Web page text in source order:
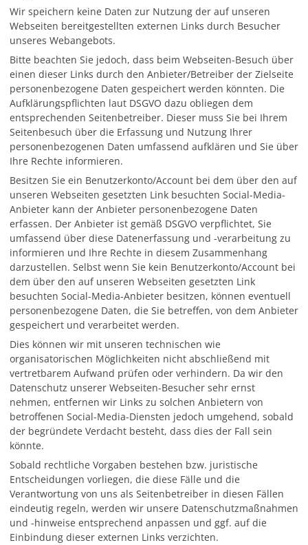
Wir speichern keine Daten zur Nutzung der auf unseren
Webseiten bereitgestellten externen Links durch Besucher
unseres Webangebots.
Bitte beachten Sie jedoch, dass beim Webseiten-Besuch über
einen dieser Links durch den Anbieter/Betreiber der Zielseite
personenbezogene Daten gespeichert werden könnten. Die
Aufklärungspflichten laut DSGVO dazu obliegen dem
entsprechenden Seitenbetreiber. Dieser muss Sie bei Ihrem
Seitenbesuch über die Erfassung und Nutzung Ihrer
personenbezogenen Daten umfassend aufklären und Sie über
Ihre Rechte informieren.
Besitzen Sie ein Benutzerkonto/Account bei dem über den auf
unseren Webseiten gesetzten Link besuchten Social-Media-
Anbieter kann der Anbieter personenbezogene Daten
erfassen. Der Anbieter ist gemäß DSGVO verpflichtet, Sie
umfassend über diese Datenerfassung und -verarbeitung zu
informieren und Ihre Rechte in diesem Zusammenhang
darzustellen. Selbst wenn Sie kein Benutzerkonto/Account bei
dem über den auf unseren Webseiten gesetzten Link
besuchten Social-Media-Anbieter besitzen, können eventuell
personenbezogene Daten, die Sie betreffen, von dem Anbieter
gespeichert und verarbeitet werden.
Dies können wir mit unseren technischen wie
organisatorischen Möglichkeiten nicht abschließend mit
vertretbarem Aufwand prüfen oder verhindern. Da wir den
Datenschutz unserer Webseiten-Besucher sehr ernst
nehmen, entfernen wir Links zu solchen Anbietern von
betroffenen Social-Media-Diensten jedoch umgehend, sobald
der begründete Verdacht besteht, dass dies der Fall sein
könnte.
Sobald rechtliche Vorgaben bestehen bzw. juristische
Entscheidungen vorliegen, die diese Fälle und die
Verantwortung von uns als Seitenbetreiber in diesen Fällen
eindeutig regeln, werden wir unsere Datenschutzmaßnahmen
und -hinweise entsprechend anpassen und ggf. auf die
Einbindung dieser externen Links verzichten.